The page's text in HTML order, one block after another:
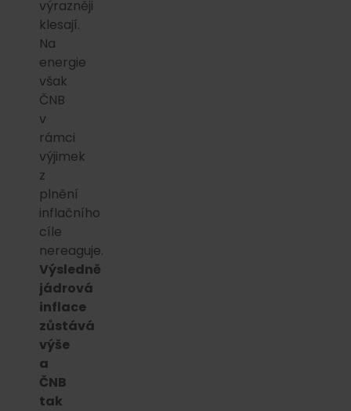
výrazněji
klesají.
Na
energie
však
ČNB
v
rámci
výjimek
z
plnění
inflačního
cíle
nereaguje.
Výsledně
jádrová
inflace
zůstává
výše
a
ČNB
tak